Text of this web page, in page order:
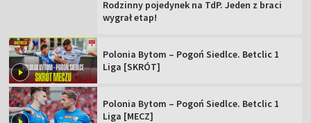
Rodzinny pojedynek na TdP. Jeden z braci
wygrał etap!
Polonia Bytom – Pogoń Siedlce. Betclic 1
Liga [SKRÓT]
Polonia Bytom – Pogoń Siedlce. Betclic 1
Liga [MECZ]